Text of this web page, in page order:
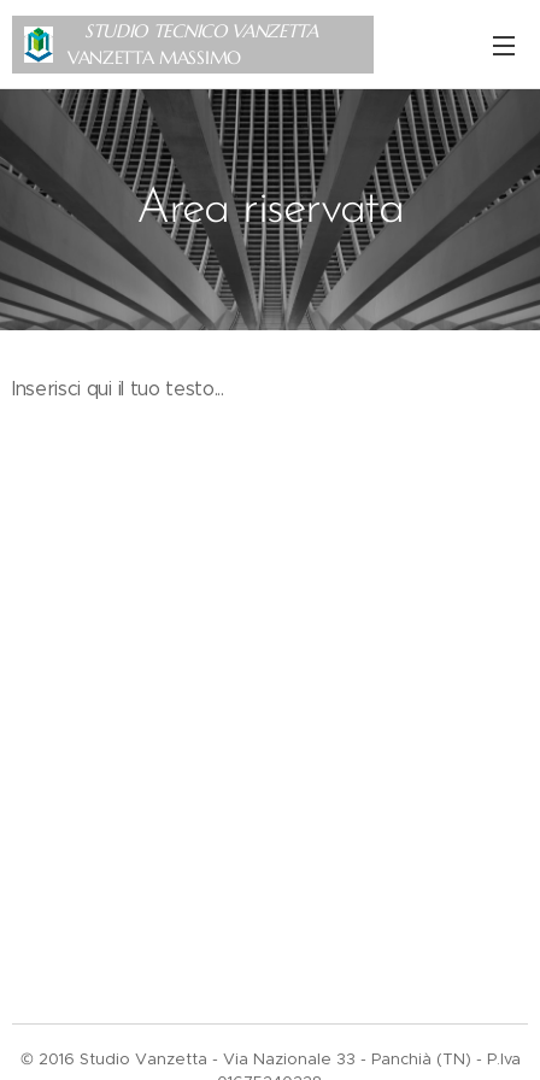
STUDIO TECNICO VANZETTA
VANZETTA MASSIMO
Area riservata
Inserisci qui il tuo testo...
© 2016 Studio Vanzetta - Via Nazionale 33 - Panchià (TN) - P.Iva